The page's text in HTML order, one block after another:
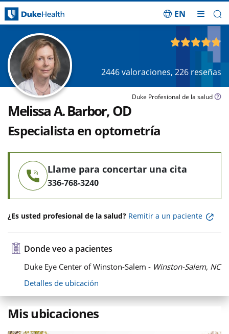
EN
2446valoraciones, 226 reseñas
Duke Profesional de la salud
Melissa A. Barbor, OD
Especialista en optometría
Llame para concertar una cita
336-768-3240
¿Es usted profesional de la salud? Remitir a un paciente
Donde veo a pacientes
Duke Eye Center of Winston-Salem - Winston-Salem, NC
Detalles de ubicación
Mis ubicaciones